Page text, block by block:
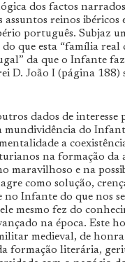
dos factos
assuntos reinos ibéricos
português. Subjaz
que esta “família real
da que o Infante
D. João I (página 188)
dados de interesse
mundividência do
a
na formação da
maravilhoso e na
como solução,
no Infante do que nos
mesmo fez do
na época. Este
medieval, de honra
formação literária,